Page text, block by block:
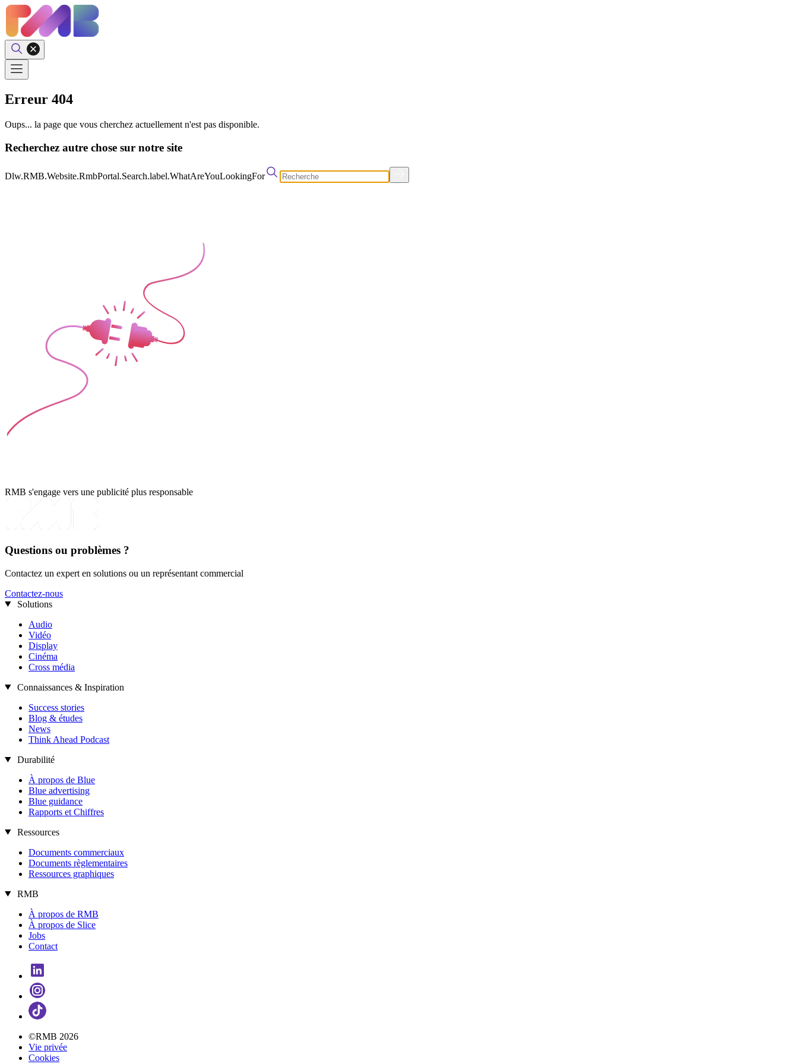
Erreur 404
Oups... la page que vous cherchez actuellement n'est pas disponible.
Recherchez autre chose sur notre site
Dlw.RMB.Website.RmbPortal.Search.label.WhatAreYouLookingFor
RMB s'engage vers une publicité plus responsable
Questions ou problèmes ?
Contactez un expert en solutions ou un représentant commercial
Contactez-nous
Solutions
Audio
Vidéo
Display
Cinéma
Cross média
Connaissances & Inspiration
Success stories
Blog & études
News
Think Ahead Podcast
Durabilité
À propos de Blue
Blue advertising
Blue guidance
Rapports et Chiffres
Ressources
Documents commerciaux
Documents règlementaires
Ressources graphiques
RMB
À propos de RMB
À propos de Slice
Jobs
Contact
©RMB 2026
Vie privée
Cookies